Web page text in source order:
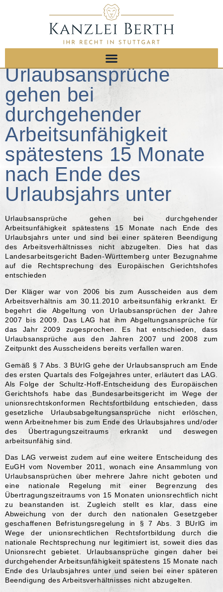
Urlaubsansprüche
gehen bei
durchgehender
Arbeitsunfähigkeit
spätestens 15 Monate
nach Ende des
Urlaubsjahrs unter
Urlaubsansprüche gehen bei durchgehender
Arbeitsunfähigkeit spätestens 15 Monate nach Ende des
Urlaubsjahrs unter und sind bei einer späteren Beendigung
des Arbeitsverhältnisses nicht abzugelten. Dies hat das
Landesarbeitsgericht Baden-Württemberg unter Bezugnahme
auf die Rechtsprechung des Europäischen Gerichtshofes
entschieden
Der Kläger war von 2006 bis zum Ausscheiden aus dem
Arbeitsverhältnis am 30.11.2010 arbeitsunfähig erkrankt. Er
begehrt die Abgeltung von Urlaubsansprüchen der Jahre
2007 bis 2009. Das LAG hat ihm Abgeltungsansprüche für
das Jahr 2009 zugesprochen. Es hat entschieden, dass
Urlaubsansprüche aus den Jahren 2007 und 2008 zum
Zeitpunkt des Ausscheidens bereits verfallen waren.
Gemäß § 7 Abs. 3 BUrlG gehe der Urlaubsanspruch am Ende
des ersten Quartals des Folgejahres unter, erläutert das LAG.
Als Folge der Schultz-Hoff-Entscheidung des Europäischen
Gerichtshofs habe das Bundesarbeitsgericht im Wege der
unionsrechtskonformen Rechtsfortbildung entschieden, dass
gesetzliche Urlaubsabgeltungsansprüche nicht erlöschen,
wenn Arbeitnehmer bis zum Ende des Urlaubsjahres und/oder
des Übertragungszeitraums erkrankt und deswegen
arbeitsunfähig sind.
Das LAG verweist zudem auf eine weitere Entscheidung des
EuGH vom November 2011, wonach eine Ansammlung von
Urlaubsansprüchen über mehrere Jahre nicht geboten und
eine nationale Regelung mit einer Begrenzung des
Übertragungszeitraums von 15 Monaten unionsrechtlich nicht
zu beanstanden ist. Zugleich stellt es klar, dass eine
Abweichung von der durch den nationalen Gesetzgeber
geschaffenen Befristungsregelung in § 7 Abs. 3 BUrlG im
Wege der unionsrechtlichen Rechtsfortbildung durch die
nationale Rechtsprechung nur legitimiert ist, soweit dies das
Unionsrecht gebietet. Urlaubsansprüche gingen daher bei
durchgehender Arbeitsunfähigkeit spätestens 15 Monate nach
Ende des Urlaubsjahres unter und seien bei einer späteren
Beendigung des Arbeitsverhältnisses nicht abzugelten.